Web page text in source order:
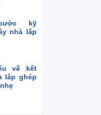
kỹ
nhà lắp
về kết
lắp ghép